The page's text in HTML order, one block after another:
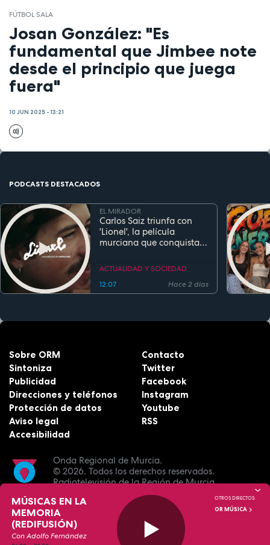
FÚTBOL SALA
Josan González: "Es
fundamental que Jimbee note
desde el principio que juega
fuera"
10 JUN 2025 - 13:21
PODCASTS DESTACADOS
EL MIRADOR
Carlos Saiz triunfa con
'Lionel', la película
murciana que conquista
estreno
ACTUALIDAD Y SOCIEDAD
12:07
Hace 2 días
Onda Regional de Murcia.
© 2026. Todos los derechos reservados.
Radiotelevisión de la Región de Murcia.
Sobre ORM
Sintoniza
Publicidad
Direcciones y teléfonos
Protección de datos
Aviso legal
Accesibilidad
Contacto
Twitter
Facebook
Instagram
Youtube
RSS
MÚSICAS EN LA
MEMORIA
(REDIFUSIÓN)
Con Adolfo Fernández
OTROS DIRECTOS:
OR MÚSICA